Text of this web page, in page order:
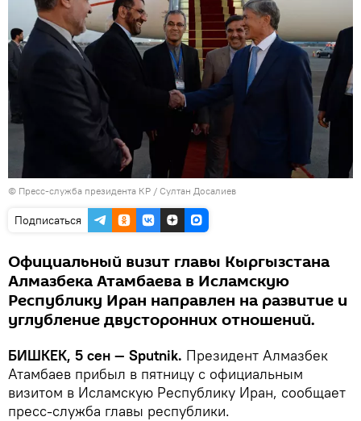
© Пресс-служба президента КР / Султан Досалиев
Подписаться
Официальный визит главы Кыргызстана
Алмазбека Атамбаева в Исламскую
Республику Иран направлен на развитие и
углубление двусторонних отношений.
БИШКЕК, 5 сен — Sputnik. Президент Алмазбек
Атамбаев прибыл в пятницу с официальным
визитом в Исламскую Республику Иран, сообщает
пресс-служба главы республики.